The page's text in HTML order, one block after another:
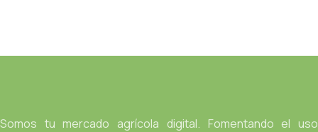
Somos tu mercado agrícola digital. Fomentando el uso